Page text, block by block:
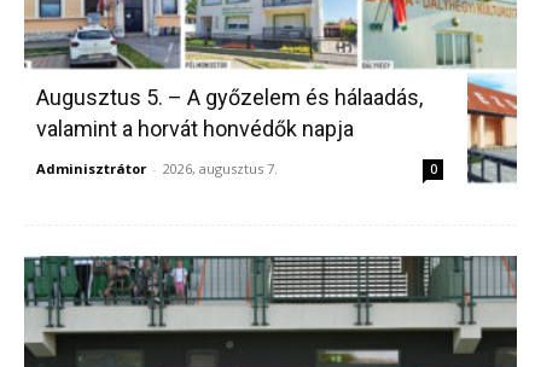
Augusztus 5. – A győzelem és hálaadás,
valamint a horvát honvédők napja
Adminisztrátor - 2026, augusztus 7. 0